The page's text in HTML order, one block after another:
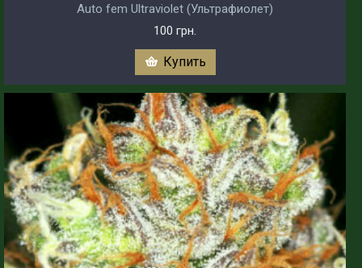
Auto fem Ultraviolet (Ультрафиолет)
100 грн.
Купить